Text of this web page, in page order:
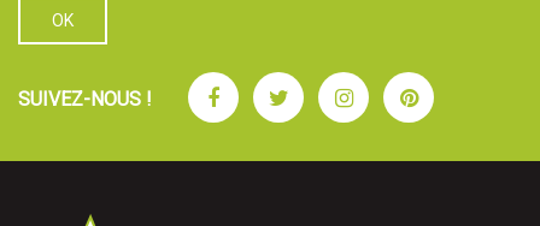
SUIVEZ-NOUS ! FacebookTwitterInstagramPinterest